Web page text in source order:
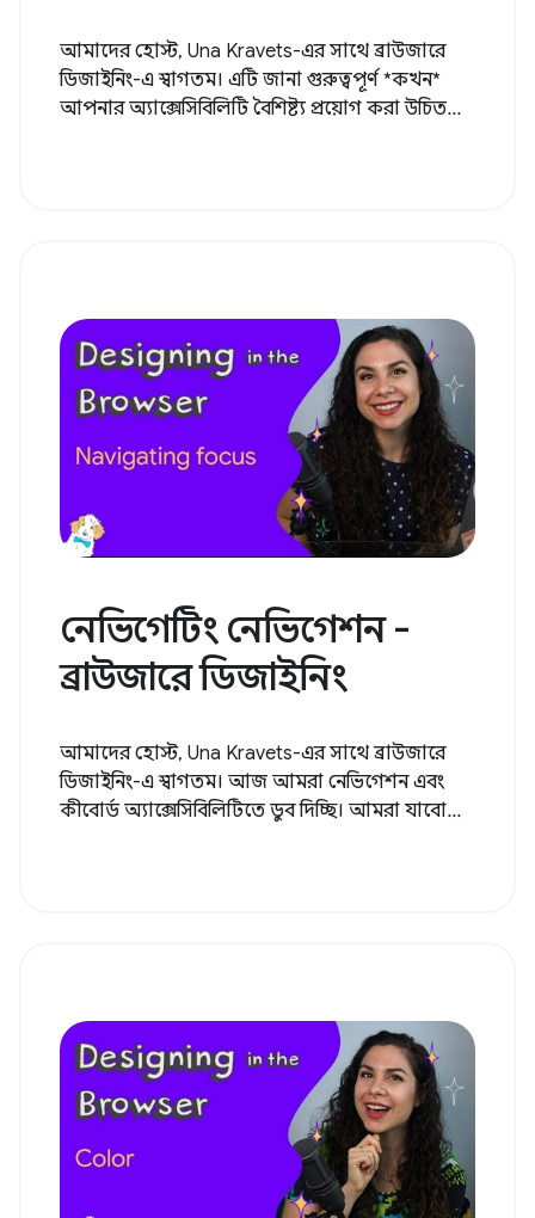
আমাদের হোস্ট, Una Kravets-এর সাথে ব্রাউজারে
ডিজাইনিং-এ স্বাগতম। এটি জানা গুরুত্বপূর্ণ *কখন*
আপনার অ্যাক্সেসিবিলিটি বৈশিষ্ট্য প্রয়োগ করা উচিত...
নেভিগেটিং নেভিগেশন -
ব্রাউজারে ডিজাইনিং
আমাদের হোস্ট, Una Kravets-এর সাথে ব্রাউজারে
ডিজাইনিং-এ স্বাগতম। আজ আমরা নেভিগেশন এবং
কীবোর্ড অ্যাক্সেসিবিলিটিতে ডুব দিচ্ছি। আমরা যাবো...